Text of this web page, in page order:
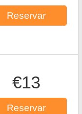
Reservar
€13
Reservar